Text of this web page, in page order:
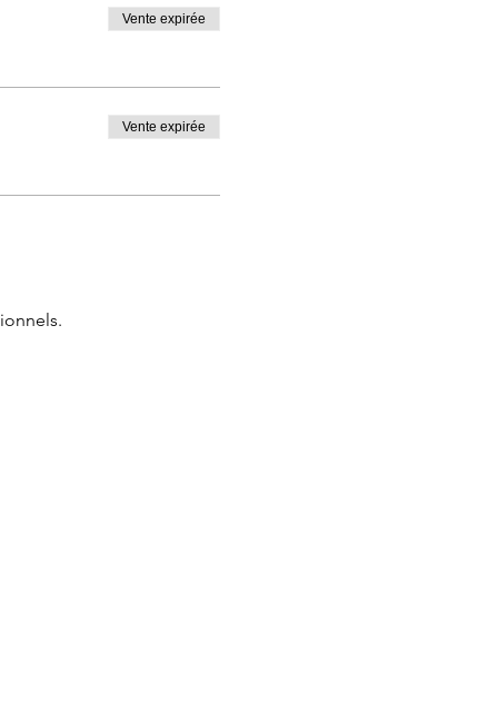
Vente expirée
Vente expirée